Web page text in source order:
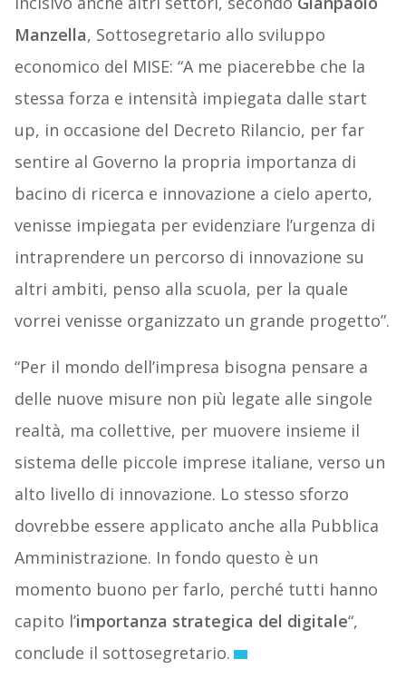
Manzella, Sottosegretario allo sviluppo
economico del MISE: “A me piacerebbe che la
stessa forza e intensità impiegata dalle start
up, in occasione del Decreto Rilancio, per far
sentire al Governo la propria importanza di
bacino di ricerca e innovazione a cielo aperto,
venisse impiegata per evidenziare l’urgenza di
intraprendere un percorso di innovazione su
altri ambiti, penso alla scuola, per la quale
vorrei venisse organizzato un grande progetto”.
“Per il mondo dell’impresa bisogna pensare a
delle nuove misure non più legate alle singole
realtà, ma collettive, per muovere insieme il
sistema delle piccole imprese italiane, verso un
alto livello di innovazione. Lo stesso sforzo
dovrebbe essere applicato anche alla Pubblica
Amministrazione. In fondo questo è un
momento buono per farlo, perché tutti hanno
capito l’importanza strategica del digitale“,
conclude il sottosegretario.